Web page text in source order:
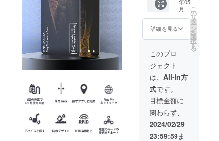
」×1 定
価:10,5
00円
（税
込） ※
送料無
料（日
本国内
限定）
内容
物： ・
「MOY
AGOA
」×1 ・
日本語
取扱説
明書×1
年05
月
詳細を見る
こ
の
リ
タ
ー
ン
を
選
択
す
る
このプロ
ジェクト
は、 All-In方
式です。
目標金額に
関わらず、
2024/02/29
23:59:59ま